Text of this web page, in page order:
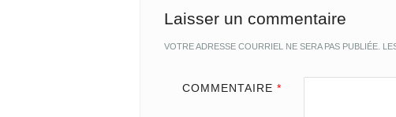
Laisser un commentaire
VOTRE ADRESSE COURRIEL NE SERA PAS PUBLIÉE.
COMMENTAIRE *